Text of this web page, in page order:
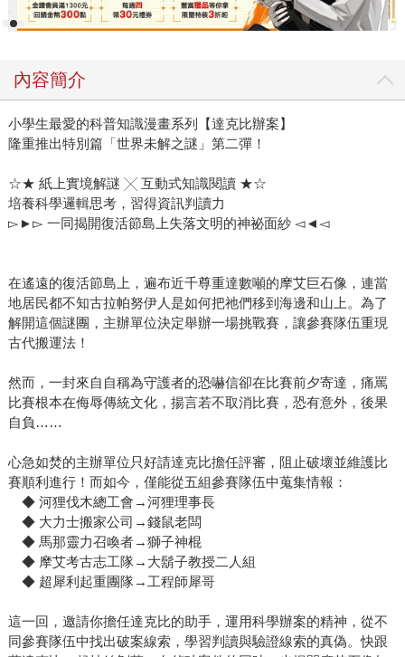
內容簡介
小學生最愛的科普知識漫畫系列【達克比辦案】
隆重推出特別篇「世界未解之謎」第二彈！
☆★ 紙上實境解謎 ╳ 互動式知識閱讀 ★☆
培養科學邏輯思考，習得資訊判讀力
▻►▻ 一同揭開復活節島上失落文明的神祕面紗 ◅◄◅
在遙遠的復活節島上，遍布近千尊重達數噸的摩艾巨石像，連當
地居民都不知古拉帕努伊人是如何把祂們移到海邊和山上。為了
解開這個謎團，主辦單位決定舉辦一場挑戰賽，讓參賽隊伍重現
古代搬運法！
然而，一封來自自稱為守護者的恐嚇信卻在比賽前夕寄達，痛罵
比賽根本在侮辱傳統文化，揚言若不取消比賽，恐有意外，後果
自負……
心急如焚的主辦單位只好請達克比擔任評審，阻止破壞並維護比
賽順利進行！而如今，僅能從五組參賽隊伍中蒐集情報：
◆ 河狸伐木總工會→河狸理事長
◆ 大力士搬家公司→錢鼠老闆
◆ 馬那靈力召喚者→獅子神棍
◆ 摩艾考古志工隊→大鬍子教授二人組
◆ 超犀利起重團隊→工程師犀哥
這一回，邀請你擔任達克比的助手，運用科學辦案的精神，從不
同參賽隊伍中找出破案線索，學習判讀與驗證線索的真偽。快跟